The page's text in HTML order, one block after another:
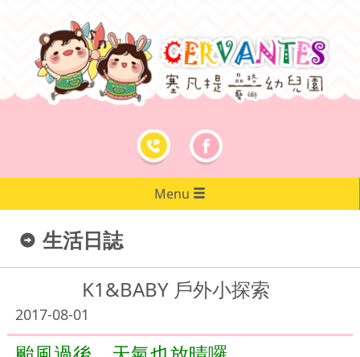
Menu
生活日誌
K1&BABY 戶外小探索
2017-08-01